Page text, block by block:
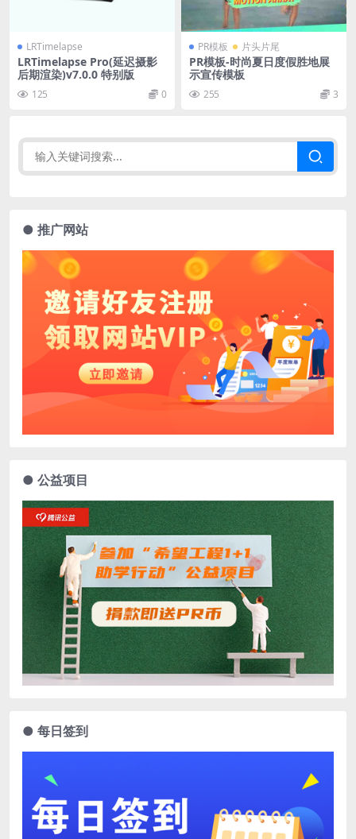
LRTimelapse
LRTimelapse Pro(延迟摄影
后期渲染)v7.0.0 特别版
125 0
PR模板 片头片尾
PR模板-时尚夏日度假胜地展
示宣传模板
255 3
● 推广网站
● 公益项目
● 每日签到